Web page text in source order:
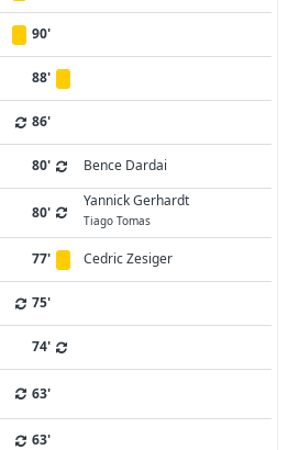
90'
88'
86'
80' Bence Dardai
80'
Yannick Gerhardt
Tiago Tomas
77' Cedric Zesiger
75'
74'
63'
63'